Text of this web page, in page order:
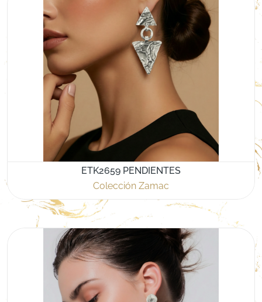
ETK2659 PENDIENTES
Colección Zamac